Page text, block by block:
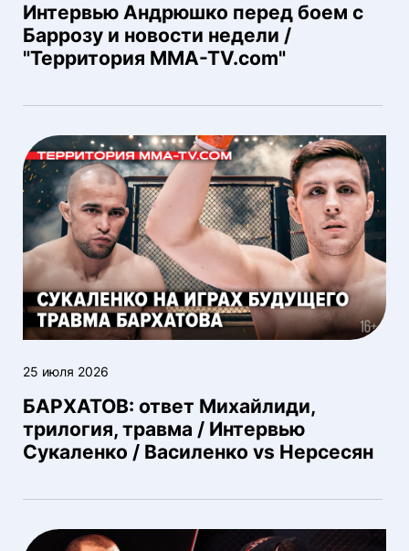
Интервью Андрюшко перед боем с
Баррозу и новости недели /
"Территория MMA-TV.com"
25 июля 2026
БАРХАТОВ: ответ Михайлиди,
трилогия, травма / Интервью
Сукаленко / Василенко vs Нерсесян